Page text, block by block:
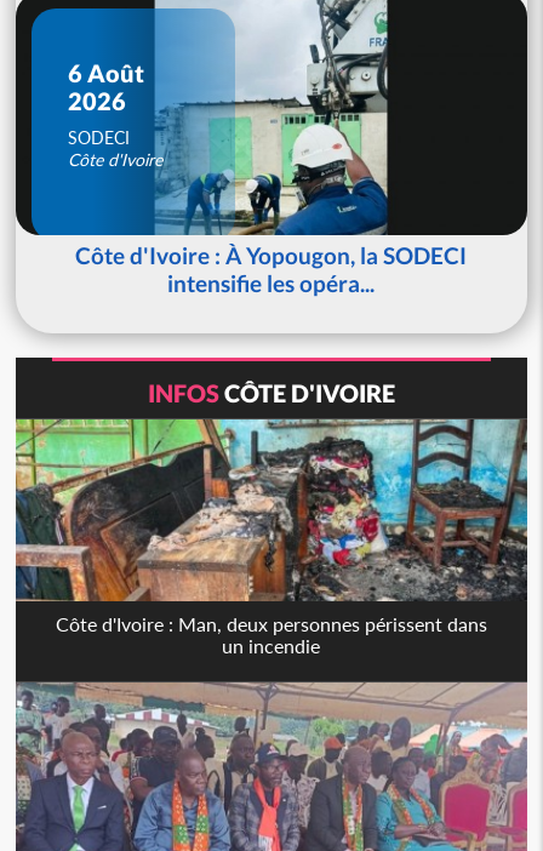
6 Août
2026
SODECI
Côte d'Ivoire
Côte d'Ivoire : À Yopougon, la SODECI
intensifie les opéra...
INFOSCÔTE D'IVOIRE
Côte d'Ivoire : Man, deux personnes périssent dans
un incendie